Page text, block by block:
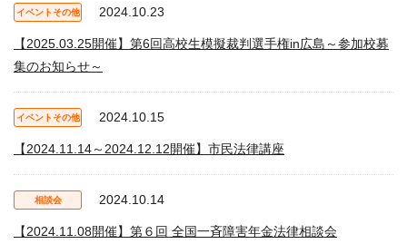
イベントその他 2024.10.23
【2025.03.25開催】第6回高校生模擬裁判選手権in広島～参加校募
集のお知らせ～
イベントその他 2024.10.15
【2024.11.14～2024.12.12開催】市民法律講座
相談会 2024.10.14
【2024.11.08開催】第６回 全国一斉障害年金法律相談会